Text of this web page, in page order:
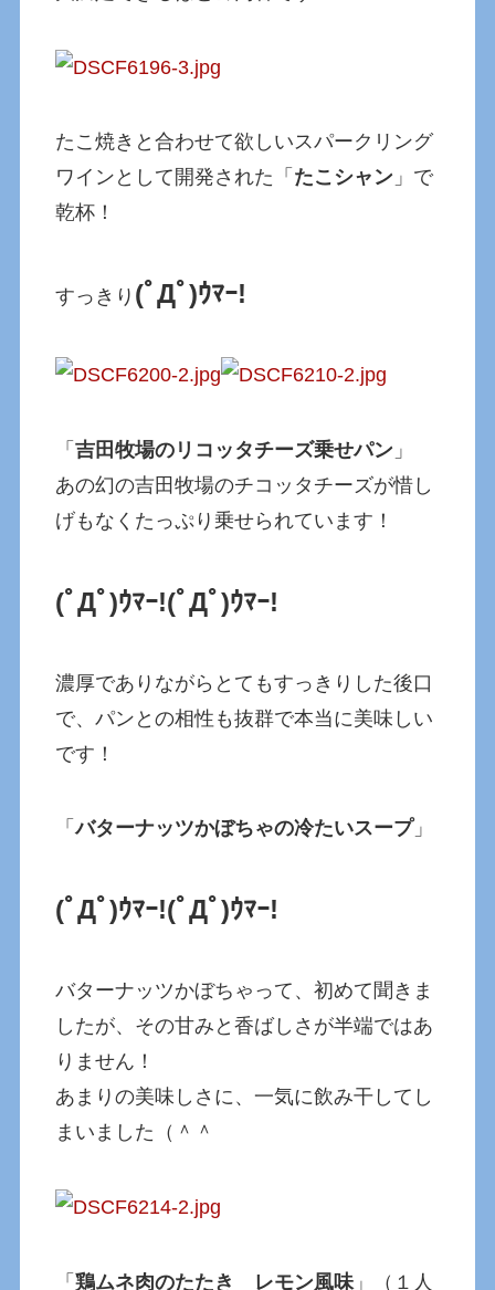
たこ焼きと合わせて欲しいスパークリング
ワインとして開発された「 たこシャン 」で
乾杯！
すっきり (ﾟДﾟ)ｳﾏｰ!
「吉田牧場のリコッタチーズ乗せパン 」
あの幻の吉田牧場のチコッタチーズが惜し
げもなくたっぷり乗せられています！
(ﾟДﾟ)ｳﾏｰ!(ﾟДﾟ)ｳﾏｰ!
濃厚でありながらとてもすっきりした後口
で、パンとの相性も抜群で本当に美味しい
です！
「バターナッツかぼちゃの冷たいスープ」
(ﾟДﾟ)ｳﾏｰ!(ﾟДﾟ)ｳﾏｰ!
バターナッツかぼちゃって、初めて聞きま
したが、その甘みと香ばしさが半端ではあ
りません！
あまりの美味しさに、一気に飲み干してし
まいました（＾＾
「鶏ムネ肉のたたき レモン風味 」（１人